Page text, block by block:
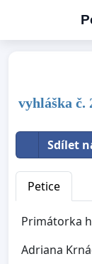
vyhláška č.
Sdílet
Petice
Primátorka
Adriana